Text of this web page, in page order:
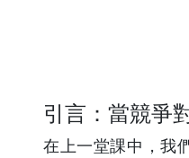
引言：當競爭
在上一堂課中，